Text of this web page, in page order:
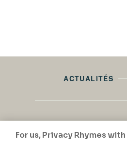
ACTUALITÉS
For us, Privacy Rhymes